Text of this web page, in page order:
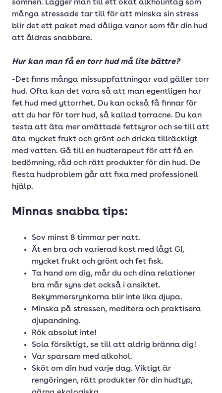
sömnen. Lägger man till ett ökat alkholintag som
många stressade tar till för att minska sin stress
blir det ett paket med dåliga vanor som får din hud
att åldras snabbare.
Hur kan man få en torr hud må lite bättre?
-Det finns många missuppfattningar vad gäller torr
hud. Ofta kan det vara så att man egentligen har
fet hud med yttorrhet. Du kan också få finnar för
att du har för torr hud, så kallad torracne. Du kan
testa att äta mer omättade fettsyror och se till att
äta mycket frukt och grönt och dricka tillräckligt
med vatten. Gå till en hudterapeut för att få en
bedömning, råd och rätt produkter för din hud. De
flesta hudproblem går att fixa med professionell
hjälp.
Minnas snabba tips:
Sov minst 8 timmar per natt.
Ät en bra och varierad kost med lågt GI,
mycket frukt och grönt och fet fisk.
Ta hand om dig, mår du och dina relationer
bra mår syns det också i ansiktet.
Bekymmersrynkorna blir inte lika djupa.
Minska på stressen, meditera och praktisera
djupandning.
Rök absolut inte!
Sola försiktigt, se till att aldrig bränna dig!
Var sparsam med alkohol.
Sköt om din hud varje dag. Viktigt är
rengöringen, rätt produkter för din hudtyp,